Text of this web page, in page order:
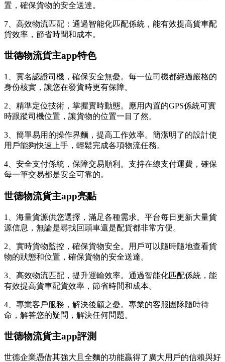
置，確保貨物的安全送達。
7、高效物流匹配：通過智能化匹配係統，能有效提高貨車配
貨效率，節省時間和成本。
世德物流貨主app特色
1、實名認證司機，確保安全無憂。每一位司機都經過嚴格的
身份核實，讓您在發貨時更有保障。
2、精準定位技術，掌握實時動態。應用內置的GPS係統可實
時跟蹤司機位置，讓貨物的位置一目了然。
3、簡單易用的操作界麵，提高工作效率。簡潔明了的設計使
用戶能夠快速上手，輕鬆完成各項物流任務。
4、安全支付係統，保障交易順利。支持在線支付運費，確保
每一筆交易都是安全可靠的。
世德物流貨主app亮點
1、海量貨源供您選擇，滿足各種需求。平台每日更新大量貨
源信息，無論是尋找回頭車還是配貨都非常方便。
2、實時貨物監控，確保貨物安全。用戶可以隨時隨地查看貨
物的狀態和位置，確保貨物的安全送達。
3、高效物流匹配，提升運輸效率。通過智能化匹配係統，能
有效提高貨車配貨效率，節省時間和成本。
4、專業客戶服務，解決後顧之憂。專業的客服團隊隨時待
命，解答您的疑問，解決任何問題。
世德物流貨主app評測
世德企業憑借其強大且全麵的功能贏得了廣大用戶的信賴與好